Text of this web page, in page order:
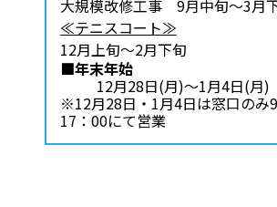
大規模改修工事 9月中旬～3月
≪テニスコート≫
12月上旬～2月下旬
■年末年始
12月28日(月)～1月4日(月)
※12月28日・1月4日は窓口のみ
17：00にて営業